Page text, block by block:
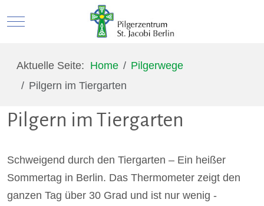
Mobile Menu Toggle
Aktuelle Seite: Home
Pilgerwege
Pilgern im Tiergarten
Pilgern im Tiergarten
Schweigend durch den Tiergarten – Ein heißer
Sommertag in Berlin. Das Thermometer zeigt den
ganzen Tag über 30 Grad und ist nur wenig ­